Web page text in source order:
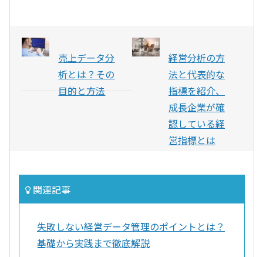
売上データ分
析とは？その
目的と方法
経営分析の方
法と代表的な
指標を紹介、
成長企業が確
認している経
営指標とは
関連記事
失敗しない経営データ管理のポイントとは？
基礎から実践まで徹底解説